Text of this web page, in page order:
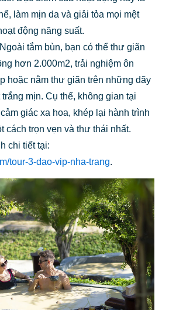
làm mịn da và giải tỏa mọi mệt
động năng suất.
Ngoài tắm bùn, bạn có thể thư giãn
hơn 2.000m2, trải nghiệm ôn
hoặc nằm thư giãn trên những dãy
mịn. Cụ thể, không gian tại
giác xa hoa, khép lại hành trình
cách trọn vẹn và thư thái nhất.
chi tiết tại:
tour-3-dao-vip-nha-trang.